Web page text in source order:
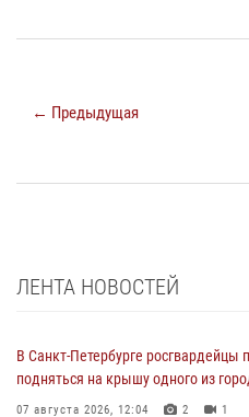
← Предыдущая
ЛЕНТА НОВОСТЕЙ
В Санкт-Петербурге росгвардейцы
подняться на крышу одного из
07 августа 2026, 12:04 2 1